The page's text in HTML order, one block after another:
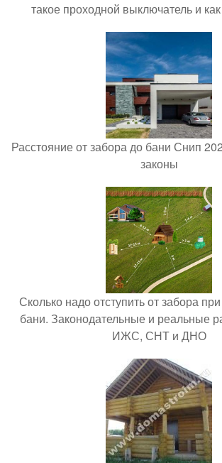
такое проходной выключатель и
Расстояние от забора до бани Снип
законы
Сколько надо отступить от забора
бани. Законодательные и реальные
ИЖС, СНТ и ДНО